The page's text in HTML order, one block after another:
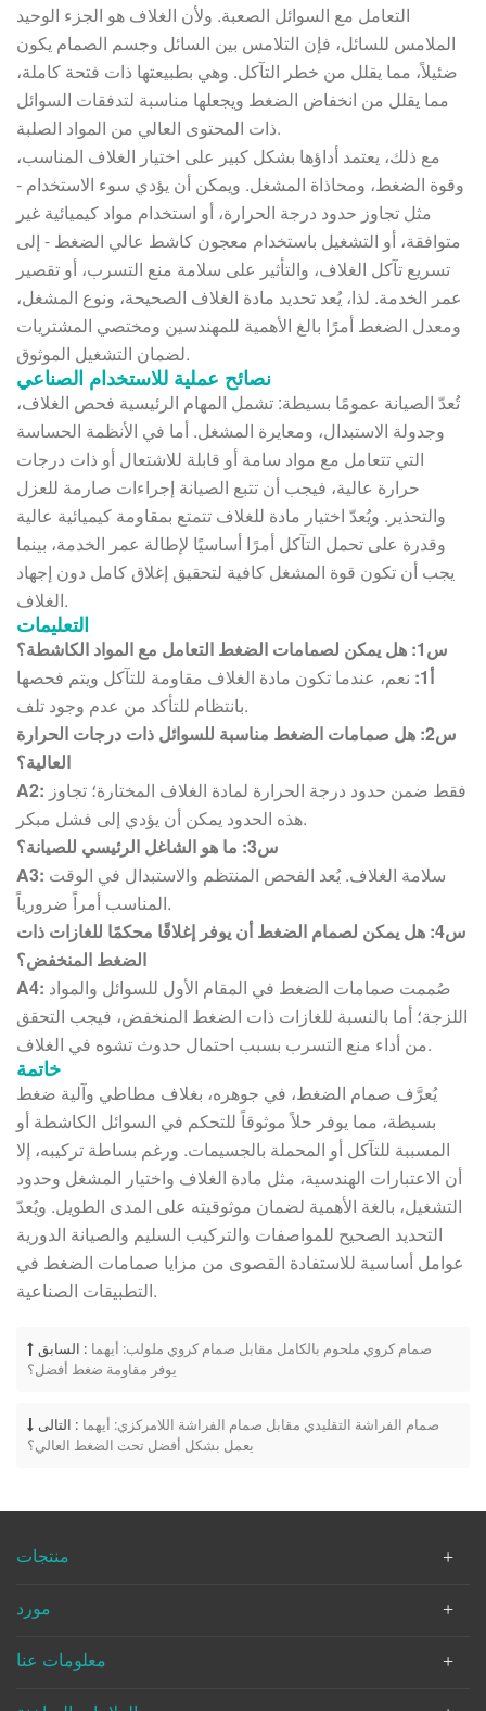
التعامل مع السوائل الصعبة. ولأن الغلاف هو الجزء الوحيد
الملامس للسائل، فإن التلامس بين السائل وجسم الصمام يكون
ضئيلاً، مما يقلل من خطر التآكل. وهي بطبيعتها ذات فتحة كاملة،
مما يقلل من انخفاض الضغط ويجعلها مناسبة لتدفقات السوائل
ذات المحتوى العالي من المواد الصلبة.
مع ذلك، يعتمد أداؤها بشكل كبير على اختيار الغلاف المناسب،
وقوة الضغط، ومحاذاة المشغل. ويمكن أن يؤدي سوء الاستخدام -
مثل تجاوز حدود درجة الحرارة، أو استخدام مواد كيميائية غير
متوافقة، أو التشغيل باستخدام معجون كاشط عالي الضغط - إلى
تسريع تآكل الغلاف، والتأثير على سلامة منع التسرب، أو تقصير
عمر الخدمة. لذا، يُعد تحديد مادة الغلاف الصحيحة، ونوع المشغل،
ومعدل الضغط أمرًا بالغ الأهمية للمهندسين ومختصي المشتريات
لضمان التشغيل الموثوق.
نصائح عملية للاستخدام الصناعي
تُعدّ الصيانة عمومًا بسيطة: تشمل المهام الرئيسية فحص الغلاف،
وجدولة الاستبدال، ومعايرة المشغل. أما في الأنظمة الحساسة
التي تتعامل مع مواد سامة أو قابلة للاشتعال أو ذات درجات
حرارة عالية، فيجب أن تتبع الصيانة إجراءات صارمة للعزل
والتحذير. ويُعدّ اختيار مادة للغلاف تتمتع بمقاومة كيميائية عالية
وقدرة على تحمل التآكل أمرًا أساسيًا لإطالة عمر الخدمة، بينما
يجب أن تكون قوة المشغل كافية لتحقيق إغلاق كامل دون إجهاد
الغلاف.
التعليمات
س1: هل يمكن لصمامات الضغط التعامل مع المواد الكاشطة؟
أ1:
نعم، عندما تكون مادة الغلاف مقاومة للتآكل ويتم فحصها
بانتظام للتأكد من عدم وجود تلف.
س2: هل صمامات الضغط مناسبة للسوائل ذات درجات الحرارة
العالية؟
A2: فقط ضمن حدود درجة الحرارة لمادة الغلاف المختارة؛ تجاوز
هذه الحدود يمكن أن يؤدي إلى فشل مبكر.
س3: ما هو الشاغل الرئيسي للصيانة؟
A3: سلامة الغلاف. يُعد الفحص المنتظم والاستبدال في الوقت
المناسب أمراً ضرورياً.
س4: هل يمكن لصمام الضغط أن يوفر إغلاقًا محكمًا للغازات ذات
الضغط المنخفض؟
A4: صُممت صمامات الضغط في المقام الأول للسوائل والمواد
اللزجة؛ أما بالنسبة للغازات ذات الضغط المنخفض، فيجب التحقق
من أداء منع التسرب بسبب احتمال حدوث تشوه في الغلاف.
خاتمة
يُعرَّف صمام الضغط، في جوهره، بغلاف مطاطي وآلية ضغط
بسيطة، مما يوفر حلاً موثوقاً للتحكم في السوائل الكاشطة أو
المسببة للتآكل أو المحملة بالجسيمات. ورغم بساطة تركيبه، إلا
أن الاعتبارات الهندسية، مثل مادة الغلاف واختيار المشغل وحدود
التشغيل، بالغة الأهمية لضمان موثوقيته على المدى الطويل. ويُعدّ
التحديد الصحيح للمواصفات والتركيب السليم والصيانة الدورية
عوامل أساسية للاستفادة القصوى من مزايا صمامات الضغط في
التطبيقات الصناعية.
السابق : صمام كروي ملحوم بالكامل مقابل صمام كروي ملولب: أيهما
يوفر مقاومة ضغط أفضل؟
التالى : صمام الفراشة التقليدي مقابل صمام الفراشة اللامركزي: أيهما
يعمل بشكل أفضل تحت الضغط العالي؟
منتجات
مورد
معلومات عنا